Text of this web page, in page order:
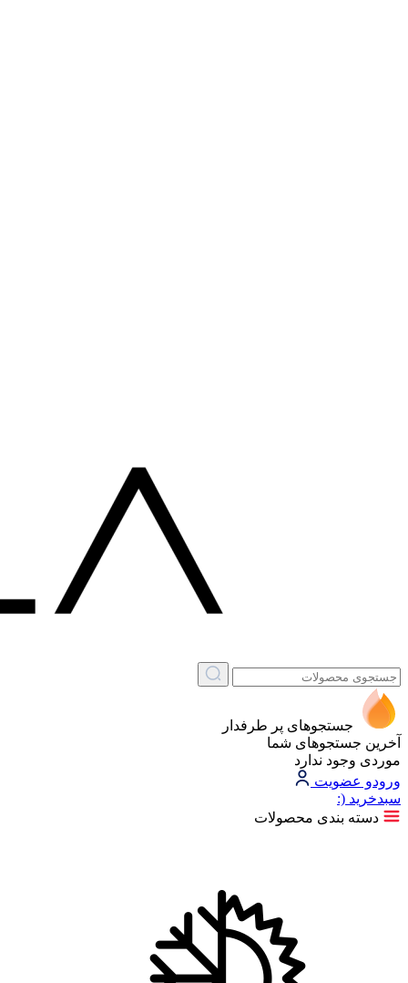
جستجوهای پر طرفدار
آخرین جستجوهای شما
موردی وجود ندارد
ورودو عضویت
سبد‌خرید (:
دسته بندی محصولات